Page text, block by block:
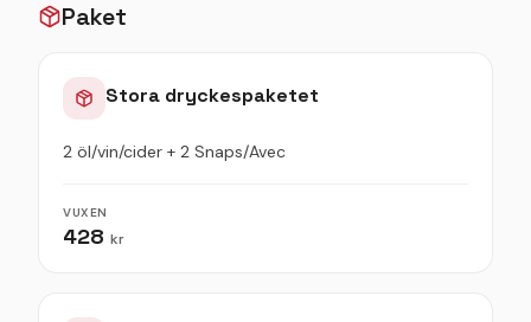
Paket
Stora dryckespaketet
2 öl/vin/cider + 2 Snaps/Avec
VUXEN
428 kr